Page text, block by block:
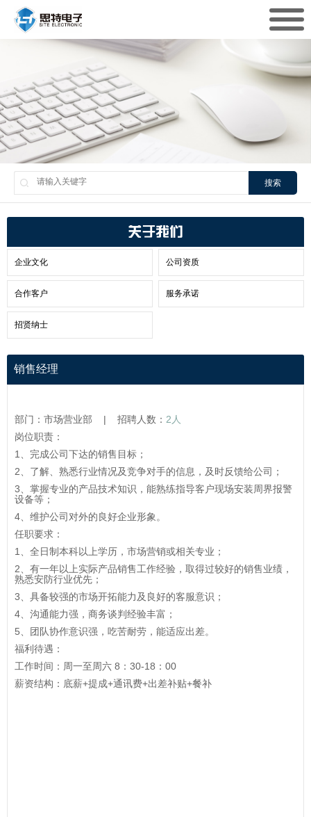
搜索
关于我们
企业文化 公司资质
合作客户 服务承诺
招贤纳士
销售经理
部门：市场营业部 | 招聘人数： 2人
岗位职责：
1、完成公司下达的销售目标；
2、了解、熟悉行业情况及竞争对手的信息，及时反馈给公司；
3、掌握专业的产品技术知识，能熟练指导客户现场安装周界报警
设备等；
4、维护公司对外的良好企业形象。
任职要求：
1、全日制本科以上学历，市场营销或相关专业；
2、有一年以上实际产品销售工作经验，取得过较好的销售业绩，
熟悉安防行业优先；
3、具备较强的市场开拓能力及良好的客服意识；
4、沟通能力强，商务谈判经验丰富；
5、团队协作意识强，吃苦耐劳，能适应出差。
福利待遇：
工作时间：周一至周六 8：30-18：00
薪资结构：底薪+提成+通讯费+出差补贴+餐补